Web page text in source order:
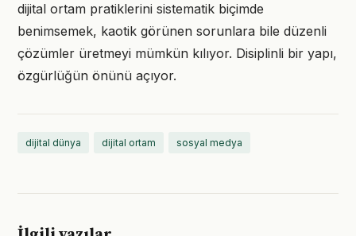
dijital ortam pratiklerini sistematik biçimde
benimsemek, kaotik görünen sorunlara bile düzenli
çözümler üretmeyi mümkün kılıyor. Disiplinli bir yapı,
özgürlüğün önünü açıyor.
dijital dünya dijital ortam sosyal medya